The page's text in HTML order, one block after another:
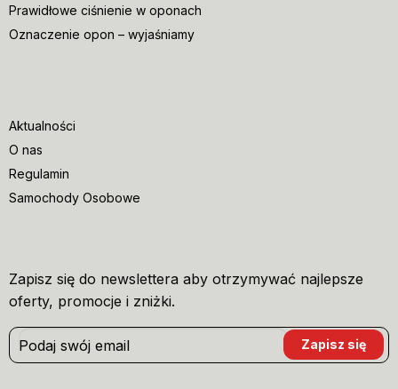
Prawidłowe ciśnienie w oponach
Oznaczenie opon – wyjaśniamy
Aktualności
O nas
Regulamin
Samochody Osobowe
Zapisz się do newslettera aby otrzymywać najlepsze
oferty, promocje i zniżki.